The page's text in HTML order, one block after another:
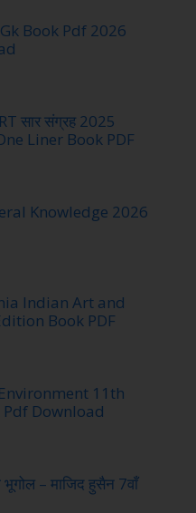
Book Pdf 2026
सार संग्रह 2025
Liner Book PDF
Knowledge 2026
Indian Art and
Book PDF
11th
Download
भूगोल – माजिद हुसैन 7वाँ